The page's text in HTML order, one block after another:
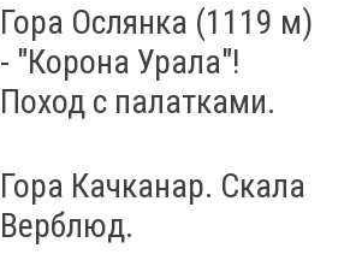
Гора Ослянка (1119 м)
- "Корона Урала"!
Поход с палатками.
Гора Качканар. Скала
Верблюд.